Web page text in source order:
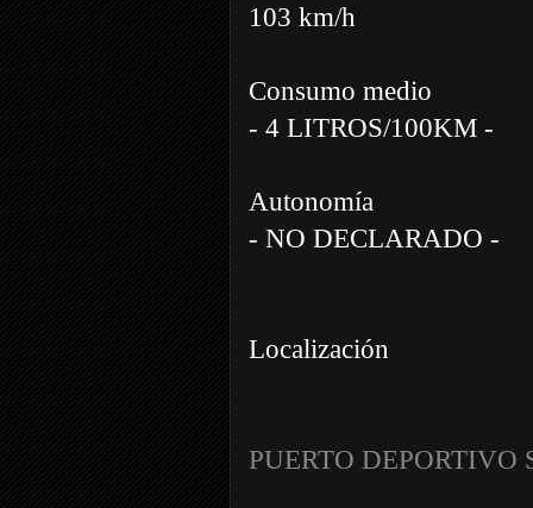
103 km/h
Consumo medio
- 4 LITROS/100KM -
Autonomía
- NO DECLARADO -
Localización
PUERTO DEPORTIVO